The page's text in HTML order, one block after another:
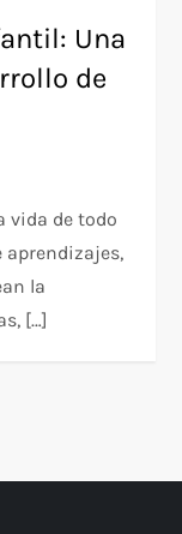
Una
de
vida de todo
aprendizajes,
la
[…]